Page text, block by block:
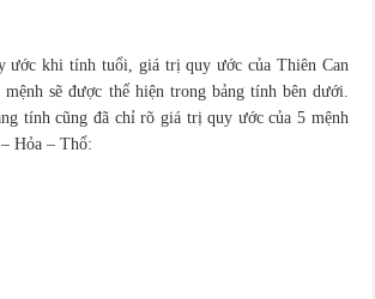
ước khi tính tuổi, giá trị quy ước của Thiên Can
sẽ được thể hiện trong bảng tính bên dưới.
tính cũng đã chỉ rõ giá trị quy ước của 5 mệnh
Hỏa – Thổ: